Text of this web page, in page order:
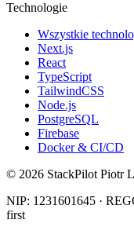
Technologie
Wszystkie
Next.js
React
TypeScript
TailwindCSS
Node.js
PostgreSQL
Firebase
Docker & CI/CD
© 2026 StackPilot Piotr
NIP: 1231601645 ·
first